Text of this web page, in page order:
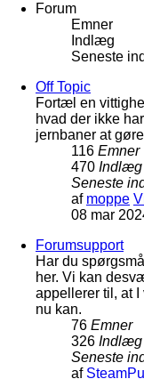
Forum
Emner
Indlæg
Seneste
Off Topic
Fortæl en
hvad der ikke
jernbaner at
116 Emner
470 Indlæg
Seneste
af moppe
08 mar
Forumsupport
Har du
her. Vi kan
appellerer til, at
nu kan.
76 Emner
326 Indlæg
Seneste
af